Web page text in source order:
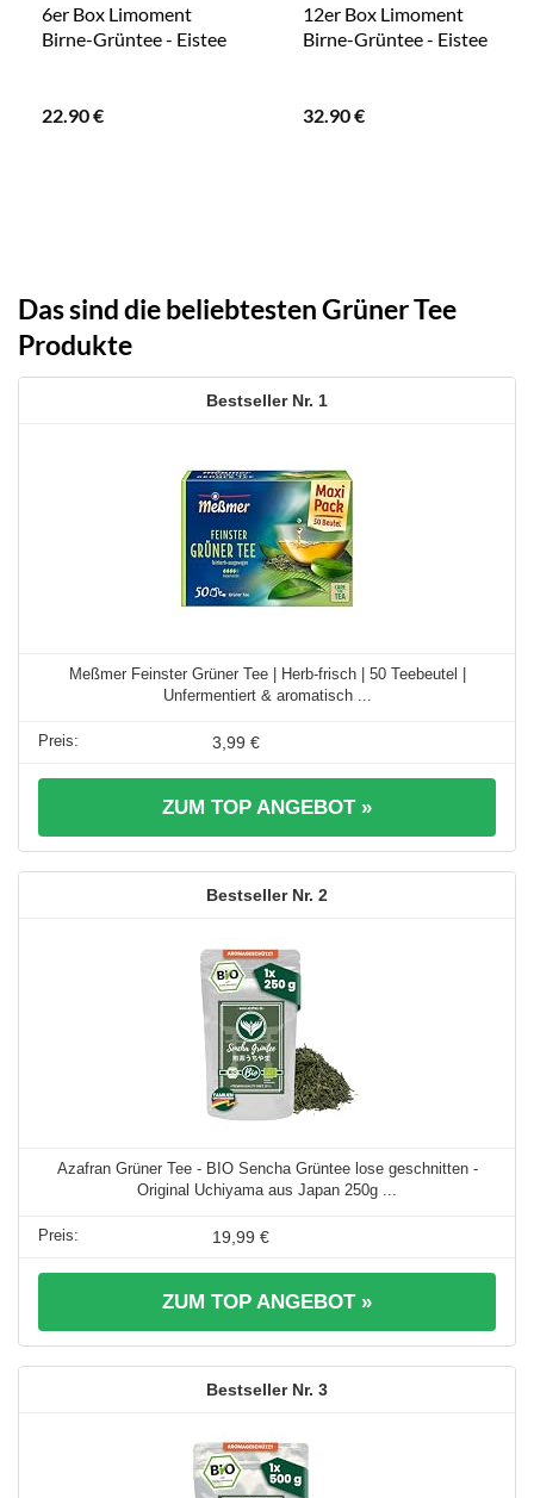
6er Box Limoment
Birne-Grüntee - Eistee
22.90€
12er Box Limoment
Birne-Grüntee - Eistee
32.90€
Das sind die beliebtesten Grüner Tee
Produkte
1
Meßmer Feinster Grüner Tee | Herb-frisch | 50 Teebeutel |
Unfermentiert & aromatisch ...
3,99 €
ZUM TOP ANGEBOT »
2
Azafran Grüner Tee - BIO Sencha Grüntee lose geschnitten -
Original Uchiyama aus Japan 250g ...
19,99 €
ZUM TOP ANGEBOT »
3